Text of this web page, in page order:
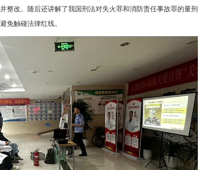
整改。随后还讲解了我国刑法对失火罪和消防责任事故罪的量刑
免触碰法律红线。